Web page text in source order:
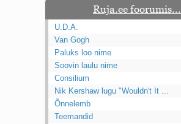
Ruja.ee foorumis...
U.D.A.
Van Gogh
Paluks loo nime
Soovin laulu nime
Consilium
Nik Kershaw lugu "Wouldn't It ...
Õnnelemb
Teemandid